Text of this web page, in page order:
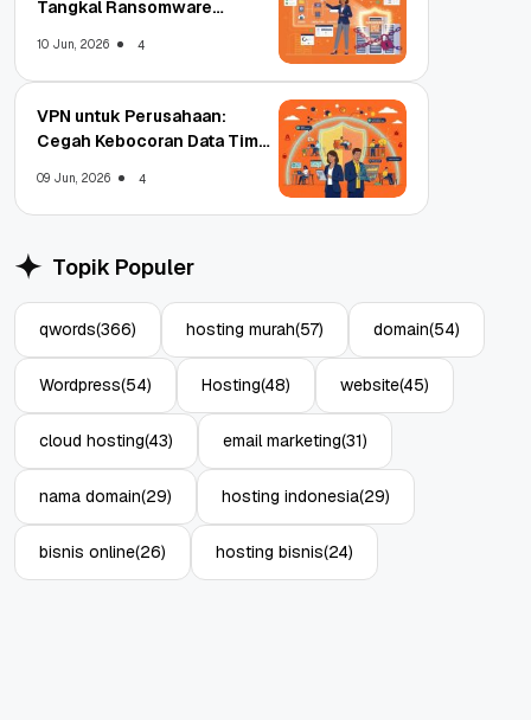
Tangkal Ransomware
10 Jun, 2026 4
VPN untuk Perusahaan:
Cegah Kebocoran Data Tim
09 Jun, 2026 4
Topik Populer
qwords(366) hosting murah(57) domain(54)
Wordpress(54) Hosting(48) website(45)
cloud hosting(43) email marketing(31)
nama domain(29) hosting indonesia(29)
bisnis online(26) hosting bisnis(24)